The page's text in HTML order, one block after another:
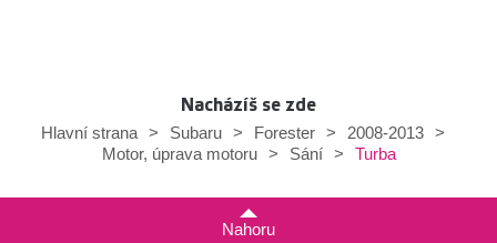
Nacházíš se zde
Hlavní strana > Subaru > Forester > 2008-2013 >
Motor, úprava motoru
> Sání > Turba
Nahoru